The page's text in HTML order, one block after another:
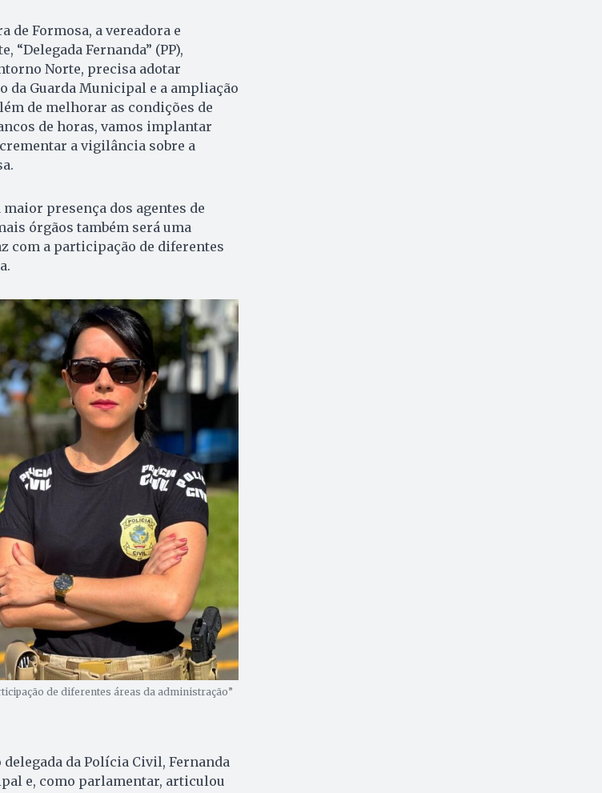
de Formosa, a vereadora e
“Delegada Fernanda” (PP),
Norte, precisa adotar
da Guarda Municipal e a ampliação
de melhorar as condições de
de horas, vamos implantar
a vigilância sobre a
maior presença dos agentes de
órgãos também será uma
com a participação de diferentes
de diferentes áreas da administração”
da Polícia Civil, Fernanda
e, como parlamentar, articulou